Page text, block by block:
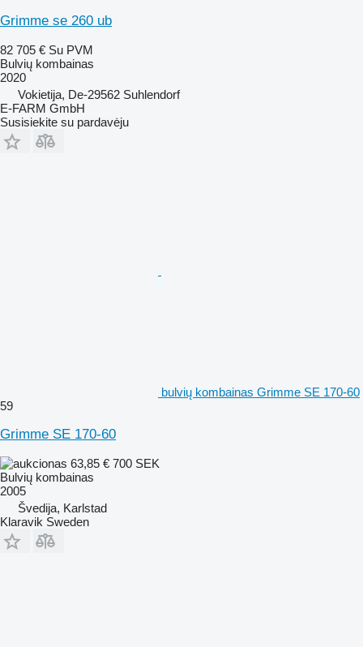
Grimme se 260 ub
82 705 € Su PVM
Bulvių kombainas
2020
Vokietija, De-29562 Suhlendorf
E-FARM GmbH
Susisiekite su pardavėju
bulvių kombainas Grimme SE 170-60
59
Grimme SE 170-60
63,85 € 700 SEK
Bulvių kombainas
2005
Švedija, Karlstad
Klaravik Sweden